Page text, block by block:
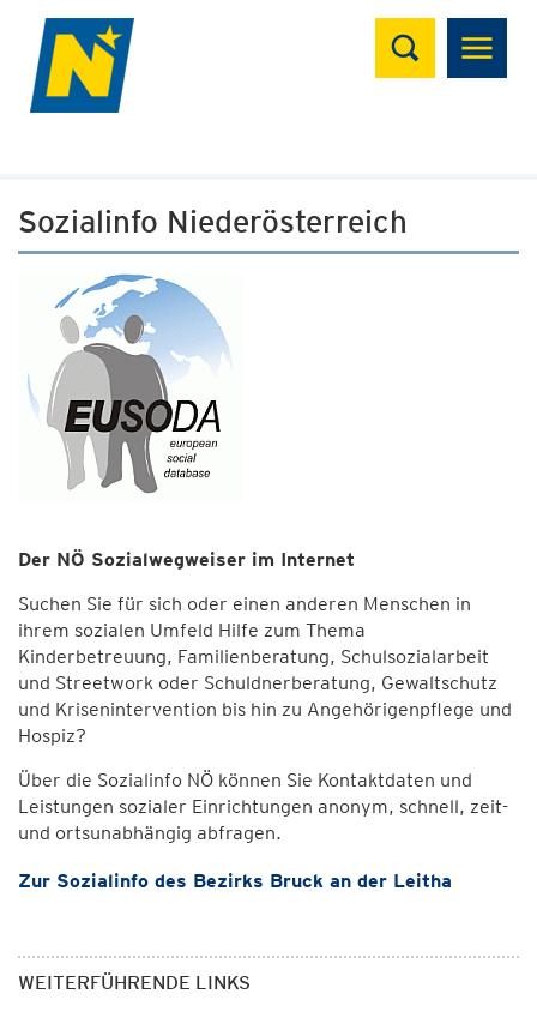
Suchen
Sozialinfo Niederösterreich
Der NÖ Sozialwegweiser im Internet
Suchen Sie für sich oder einen anderen Menschen in
ihrem sozialen Umfeld Hilfe zum Thema
Kinderbetreuung, Familienberatung, Schulsozialarbeit
und Streetwork oder Schuldnerberatung, Gewaltschutz
und Krisenintervention bis hin zu Angehörigenpflege und
Hospiz?
Über die Sozialinfo NÖ können Sie Kontaktdaten und
Leistungen sozialer Einrichtungen anonym, schnell, zeit-
und ortsunabhängig abfragen.
Zur Sozialinfo des Bezirks Bruck an der Leitha
WEITERFÜHRENDE LINKS